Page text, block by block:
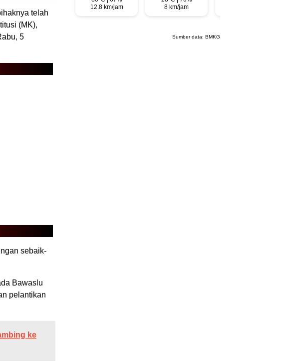
telah
(MK),
5
sebaik-
Bawaslu
pelantikan
ke
12.8 km/jam
8 km/jam
Sumber data: BMKG